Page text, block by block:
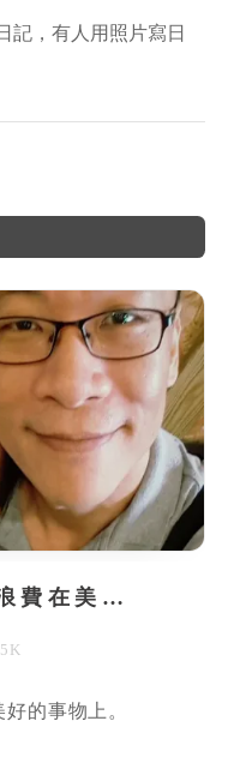
記，有人用照片寫日
費在美…
的事物上。